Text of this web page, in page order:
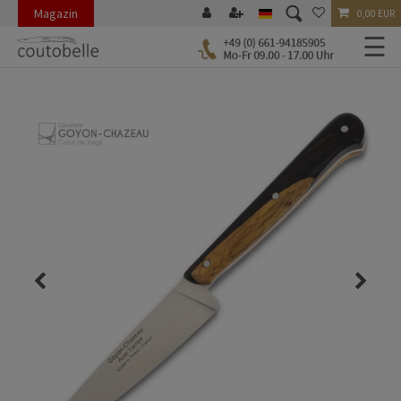
Magazin 0,00 EUR
☰